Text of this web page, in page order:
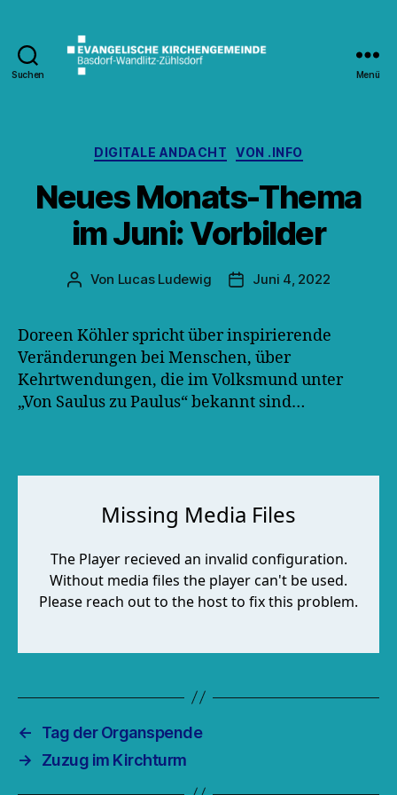
Suchen Menü
Kategorien
DIGITALE ANDACHT VON .INFO
Neues Monats-Thema
im Juni: Vorbilder
Beitragsautor
Von Lucas Ludewig Veröffentlichungsdatum
Juni 4, 2022
Doreen Köhler spricht über inspirierende
Veränderungen bei Menschen, über
Kehrtwendungen, die im Volksmund unter
„Von Saulus zu Paulus“ bekannt sind…
←
Tag der Organspende
→
Zuzug im Kirchturm